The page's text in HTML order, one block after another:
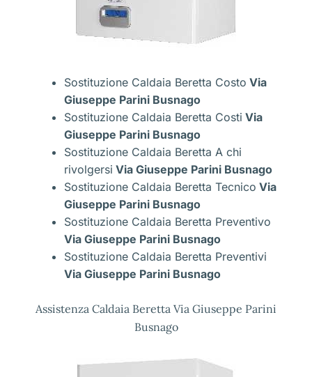
Sostituzione Caldaia Beretta Costo Via
Giuseppe Parini Busnago
Sostituzione Caldaia Beretta Costi Via
Giuseppe Parini Busnago
Sostituzione Caldaia Beretta A chi
rivolgersi Via Giuseppe Parini Busnago
Sostituzione Caldaia Beretta Tecnico Via
Giuseppe Parini Busnago
Sostituzione Caldaia Beretta Preventivo
Via Giuseppe Parini Busnago
Sostituzione Caldaia Beretta Preventivi
Via Giuseppe Parini Busnago
Assistenza Caldaia Beretta Via Giuseppe Parini
Busnago